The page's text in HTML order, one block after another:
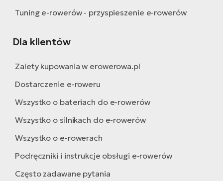
Tuning e-rowerów - przyspieszenie e-rowerów
Dla klientów
Zalety kupowania w erowerowa.pl
Dostarczenie e-roweru
Wszystko o bateriach do e-rowerów
Wszystko o silnikach do e-rowerów
Wszystko o e-rowerach
Podręczniki i instrukcje obsługi e-rowerów
Często zadawane pytania